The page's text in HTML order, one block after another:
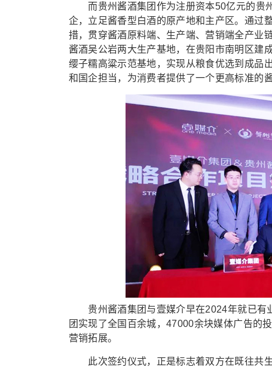
而贵州酱酒集团作为注册资本50亿元的贵州
企，立足酱香型白酒的原产地和主产区。通过
措，贯穿酱酒原料端、生产端、营销端全产业
酱酒吴公岩两大生产基地，在贵阳市南明区建
缨子糯高粱示范基地，实现从粮食优选到成品
和国企担当，为消费者提供了一个更高标准的
贵州酱酒集团与壹媒介早在2024年就已有
团实现了全国百余城，47000余块媒体广告的
营销拓展。
此次签约仪式，正是标志着双方在既往共生